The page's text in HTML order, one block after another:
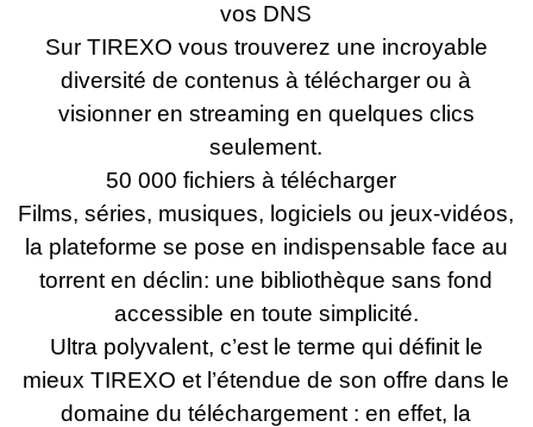
vos DNS
Sur TIREXO vous trouverez une incroyable
diversité de contenus à télécharger ou à
visionner en streaming en quelques clics
seulement.
50 000 fichiers à télécharger
Films, séries, musiques, logiciels ou jeux-vidéos,
la plateforme se pose en indispensable face au
torrent en déclin: une bibliothèque sans fond
accessible en toute simplicité.
Ultra polyvalent, c’est le terme qui définit le
mieux TIREXO et l’étendue de son offre dans le
domaine du téléchargement : en effet, la